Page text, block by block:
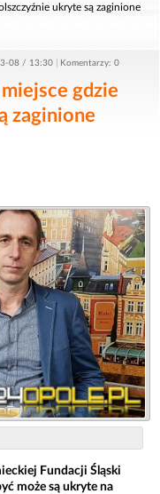
ukryte są zaginione
08 / 13:30 Komentarzy: 0
gdzie
zaginione
Fundacji Śląski
może są ukryte na